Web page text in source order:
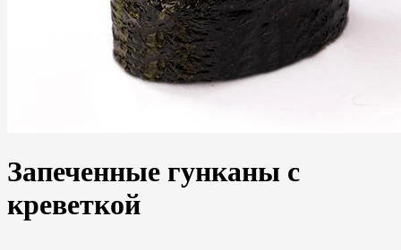
Запеченные гунканы с
креветкой